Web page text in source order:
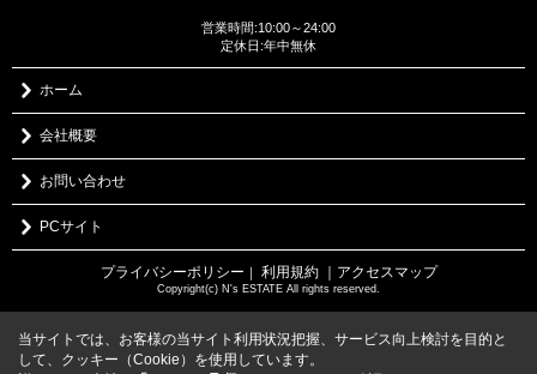
営業時間:10:00～24:00
定休日:年中無休
ホーム
会社概要
お問い合わせ
PCサイト
プライバシーポリシー ｜ 利用規約 ｜アクセスマップ
Copyright(c) N's ESTATE All rights reserved.
当サイトでは、お客様の当サイト利用状況把握、サービス向上検討を目的と
して、クッキー（Cookie）を使用しています。